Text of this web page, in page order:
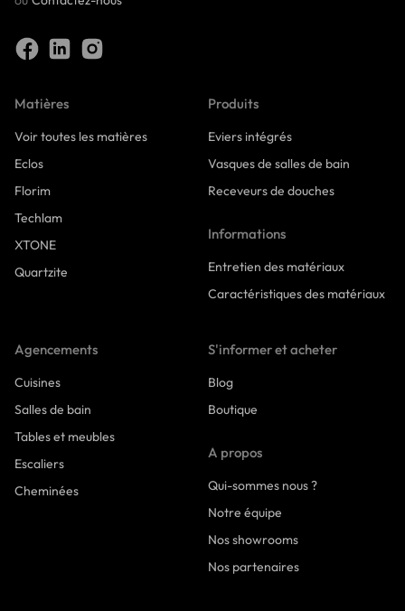
Matières
Voir toutes les matières
Eclos
Florim
Techlam
XTONE
Quartzite
Produits
Eviers intégrés
Vasques de salles de bain
Receveurs de douches
Informations
Entretien des matériaux
Caractéristiques des matériaux
Agencements
Cuisines
Salles de bain
Tables et meubles
Escaliers
Cheminées
S'informer et acheter
Blog
Boutique
A propos
Qui-sommes nous ?
Notre équipe
Nos showrooms
Nos partenaires